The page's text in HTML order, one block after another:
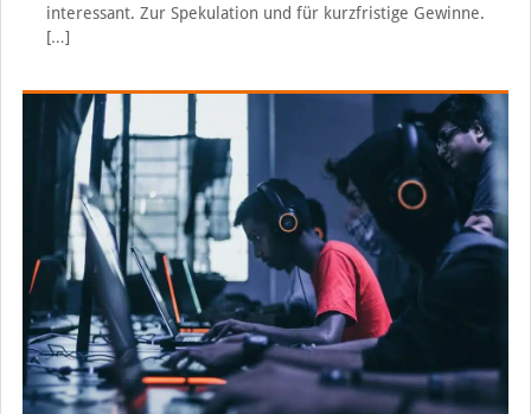
interessant. Zur Spekulation und für kurzfristige Gewinne.
[…]